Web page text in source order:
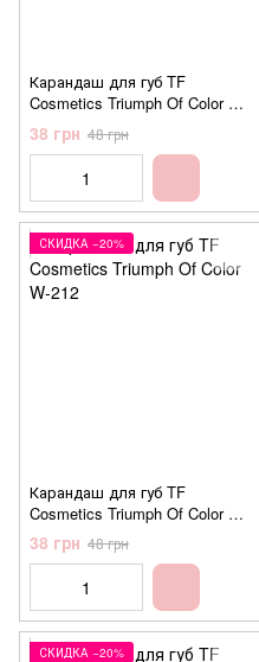
Карандаш для губ TF
Cosmetics Triumph Of Color W-
212 №210 Crimson (багровый)
38 грн 48 грн
СКИДКА −20%
Карандаш для губ TF
Cosmetics Triumph Of Color W-
212 №212 Marsala (марсала)
38 грн 48 грн
СКИДКА −20%